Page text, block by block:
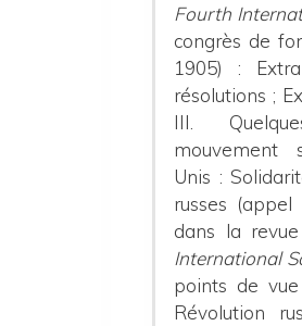
Fourth
congrès de
1905) :
résolutions ;
III.
mouvement
Unis :
russes
dans la
International
points de
Révolution